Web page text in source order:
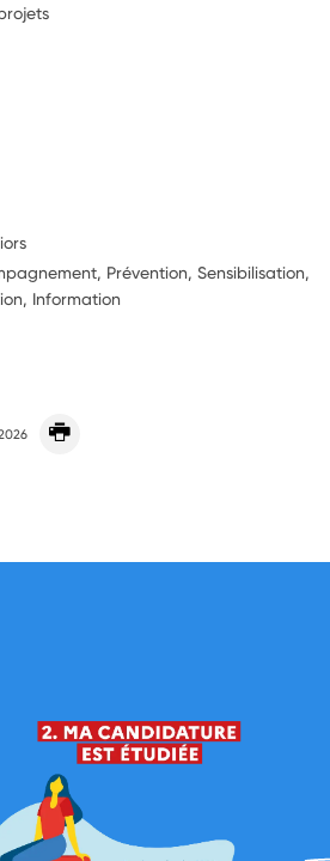
Prévention, Sensibilisation,
Information